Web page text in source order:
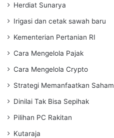
Herdiat Sunarya
Irigasi dan cetak sawah baru
Kementerian Pertanian RI
Cara Mengelola Pajak
Cara Mengelola Crypto
Strategi Memanfaatkan Saham
Dinilai Tak Bisa Sepihak
Pilihan PC Rakitan
Kutaraja